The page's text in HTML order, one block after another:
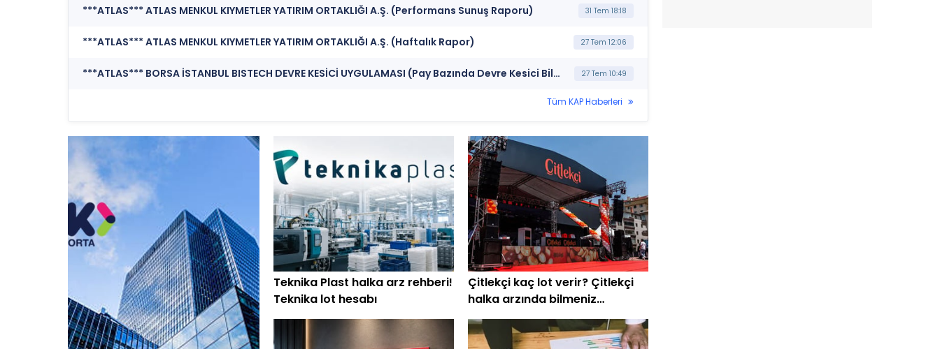
***ATLAS*** ATLAS MENKUL KIYMETLER YATIRIM ORTAKLIĞI A.Ş. (Performans Sunuş Raporu) 31 Tem 18:18
***ATLAS*** ATLAS MENKUL KIYMETLER YATIRIM ORTAKLIĞI A.Ş. (Haftalık Rapor) 27 Tem 12:06
***ATLAS*** BORSA İSTANBUL BISTECH DEVRE KESİCİ UYGULAMASI (Pay Bazında Devre Kesici Bildirimi) 27 Tem 10:49
Tüm KAP Haberleri
Teknika Plast halka arz rehberi!
Teknika lot hesabı
Çitlekçi kaç lot verir? Çitlekçi
halka arzında bilmeniz
gerekenler